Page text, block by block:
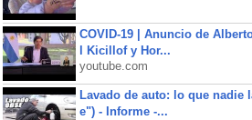
COVID-19 | Anuncio de
l Kicillof y Hor...
youtube.com
Lavado de auto: lo que nadie
e") - Informe -...